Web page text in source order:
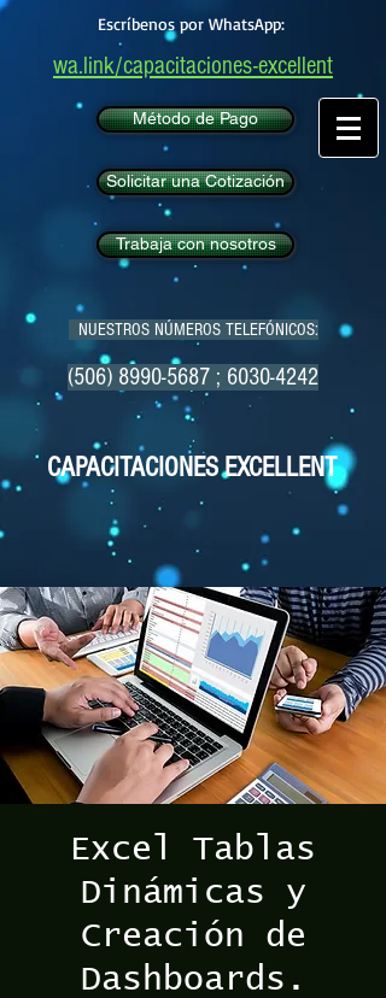
Escríbenos por WhatsApp:
wa.link/capacitaciones-excellent
Método de Pago
Solicitar una Cotización
Trabaja con nosotros
NUESTROS NÚMEROS TELEFÓNICOS:
(506) 8990-5687 ; 6030-4242
CAPACITACIONES EXCELLENT
Excel Tablas
Dinámicas y
Creación de
Dashboards.